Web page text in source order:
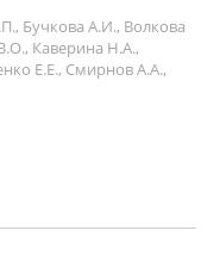
Бучкова А.И., Волкова
Каверина Н.А.,
Е.Е., Смирнов А.А.,